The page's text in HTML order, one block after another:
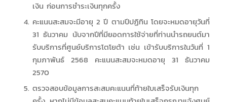
เงิน ก่อนการชำระเงินทุกครั้ง
คะแนนสะสมจะมีอายุ 2 ปี ตามปีปฏิทิน โดยจะหมดอายุวันที่
31 ธันวาคม นับจากปีที่มียอดการใช้จ่ายที่ท่านนำรถยนต์มา
รับบริการที่ศูนย์บริการโตโยต้า เช่น เข้ารับบริการในวันที่ 1
กุมภาพันธ์ 2568 คะแนนสะสมจะหมดอายุ 31 ธันวาคม
2570
ตรวจสอบข้อมูลการสะสมคะแนนที่ท้ายใบเสร็จรับเงินทุก